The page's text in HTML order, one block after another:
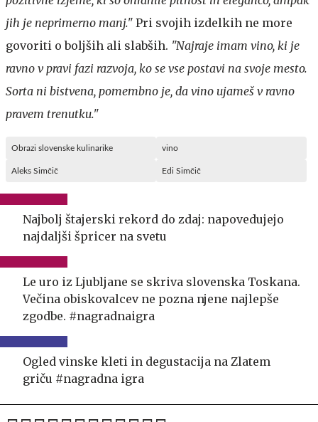
jih je neprimerno manj." Pri svojih izdelkih ne more
govoriti o boljših ali slabših. "Najraje imam vino, ki je
ravno v pravi fazi razvoja, ko se vse postavi na svoje mesto.
Sorta ni bistvena, pomembno je, da vino ujameš v ravno
pravem trenutku."
Obrazi slovenske kulinarike vino
Aleks Simčič Edi Simčič
Najbolj štajerski rekord do zdaj: napovedujejo
najdaljši špricer na svetu
Le uro iz Ljubljane se skriva slovenska Toskana.
Večina obiskovalcev ne pozna njene najlepše
zgodbe. #nagradnaigra
Ogled vinske kleti in degustacija na Zlatem
griču #nagradna igra